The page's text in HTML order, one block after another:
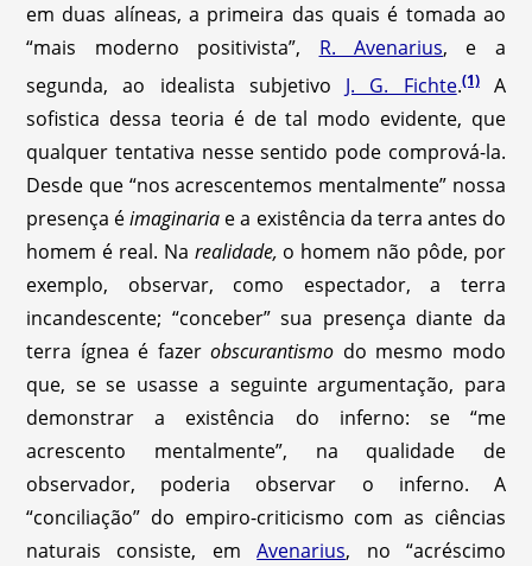
em duas alíneas, a primeira das quais é tomada ao
“mais moderno positivista”, R. Avenarius, e a
segunda, ao idealista subjetivo J. G. Fichte.(1)A
sofistica dessa teoria é de tal modo evidente, que
qualquer tentativa nesse sentido pode comprová-la.
Desde que “nos acrescentemos mentalmente” nossa
presença éimaginaria e a existência da terra antes do
homem é real. Na realidade, o homem não pôde, por
exemplo, observar, como espectador, a terra
incandescente; “conceber” sua presença diante da
terra ígnea é fazerobscurantismo do mesmo modo
que, se se usasse a seguinte argumentação, para
demonstrar a existência do inferno: se “me
acrescento mentalmente”, na qualidade de
observador, poderia observar o inferno. A
“conciliação” do empiro-criticismo com as ciências
naturais consiste, emAvenarius, no “acréscimo